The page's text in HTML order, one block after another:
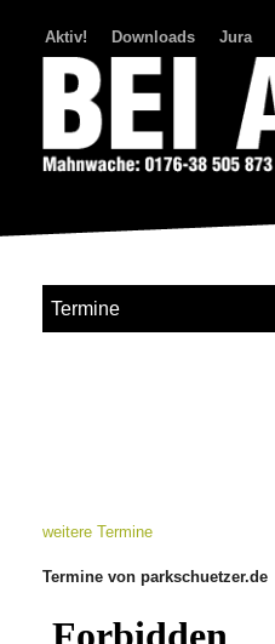
Aktiv! Downloads Jura
Termine
weitere Termine
Termine von parkschuetzer.de